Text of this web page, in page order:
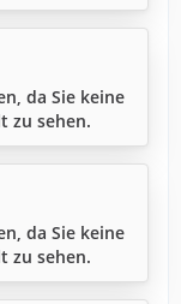
da Sie keine
zu sehen.
da Sie keine
zu sehen.